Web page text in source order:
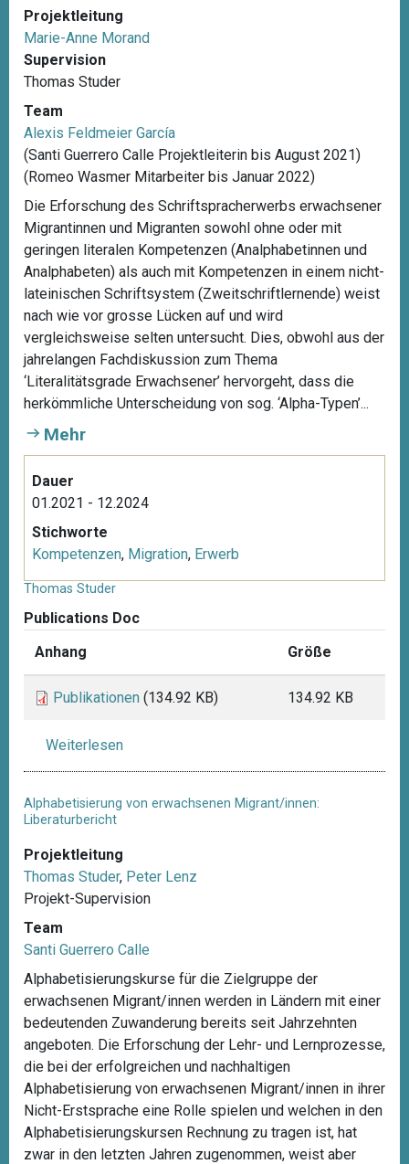
Projektleitung
Marie-Anne Morand
Supervision
Thomas Studer
Team
Alexis Feldmeier García
(Santi Guerrero Calle Projektleiterin bis August 2021)
(Romeo Wasmer Mitarbeiter bis Januar 2022)
Die Erforschung des Schriftspracherwerbs erwachsener
Migrantinnen und Migranten sowohl ohne oder mit
geringen literalen Kompetenzen (Analphabetinnen und
Analphabeten) als auch mit Kompetenzen in einem nicht-
lateinischen Schriftsystem (Zweitschriftlernende) weist
nach wie vor grosse Lücken auf und wird
vergleichsweise selten untersucht. Dies, obwohl aus der
jahrelangen Fachdiskussion zum Thema
‘Literalitätsgrade Erwachsener’ hervorgeht, dass die
herkömmliche Unterscheidung von sog. ‘Alpha-Typen’...
Mehr
Dauer
01.2021 - 12.2024
Stichworte
Kompetenzen, Migration, Erwerb
Thomas Studer
Publications Doc
Anhang
Größe
Publikationen (134.92 KB) 134.92 KB
Weiterlesen
b
r
o
m
s
t
u
d
e
r
Alphabetisierung von erwachsenen Migrant/innen:
Liberaturbericht
Projektleitung
Thomas Studer, Peter Lenz
Projekt-Supervision
Team
Santi Guerrero Calle
Alphabetisierungskurse für die Zielgruppe der
erwachsenen Migrant/innen werden in Ländern mit einer
bedeutenden Zuwanderung bereits seit Jahrzehnten
angeboten. Die Erforschung der Lehr- und Lernprozesse,
die bei der erfolgreichen und nachhaltigen
Alphabetisierung von erwachsenen Migrant/innen in ihrer
Nicht-Erstsprache eine Rolle spielen und welchen in den
Alphabetisierungskursen Rechnung zu tragen ist, hat
zwar in den letzten Jahren zugenommen, weist aber